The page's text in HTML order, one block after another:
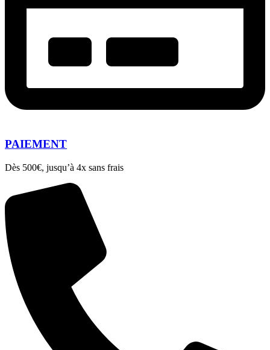
PAIEMENT
Dès 500€, jusqu’à 4x sans frais